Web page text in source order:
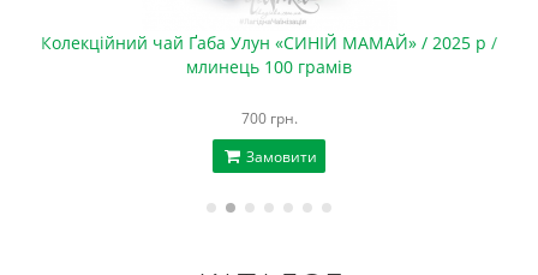
Колекційний чай Ґаба Улун «СИНІЙ МАМАЙ» / 2025 р /
млинець 100 грамів
700 грн.
Замовити